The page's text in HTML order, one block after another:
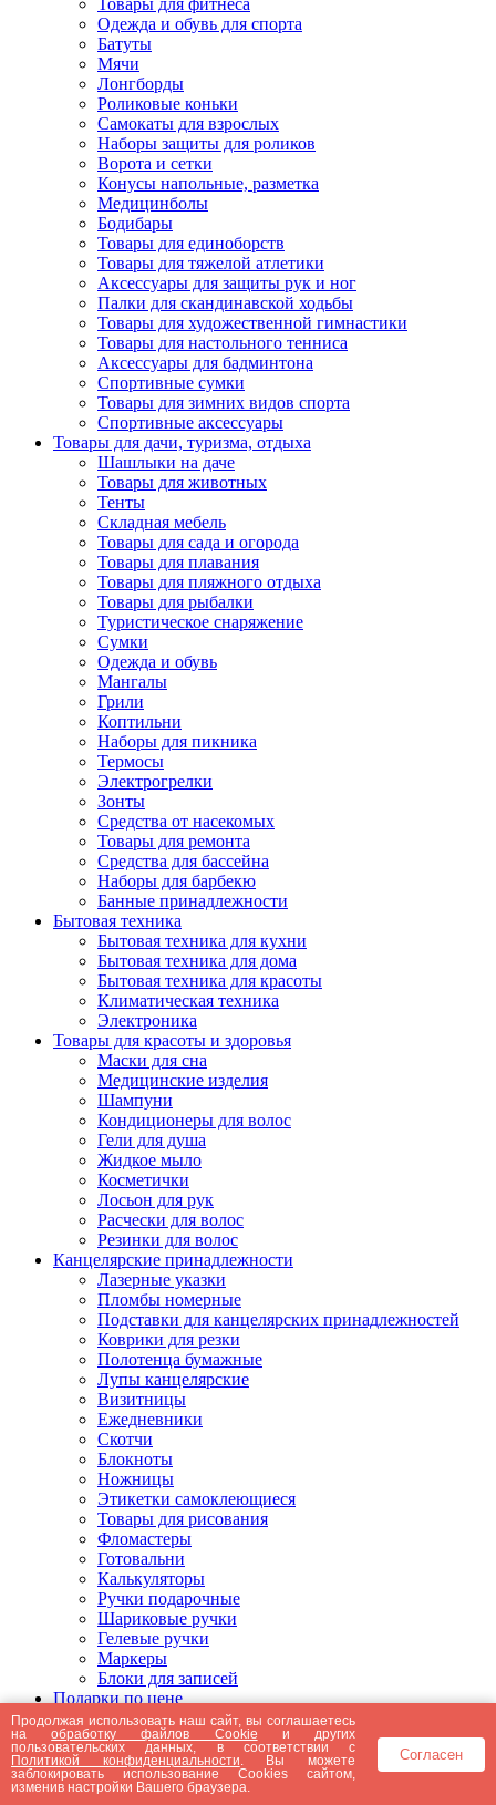
Товары для фитнеса
Одежда и обувь для спорта
Батуты
Мячи
Лонгборды
Роликовые коньки
Самокаты для взрослых
Наборы защиты для роликов
Ворота и сетки
Конусы напольные, разметка
Медицинболы
Бодибары
Товары для единоборств
Товары для тяжелой атлетики
Аксессуары для защиты рук и ног
Палки для скандинавской ходьбы
Товары для художественной гимнастики
Товары для настольного тенниса
Аксессуары для бадминтона
Спортивные сумки
Товары для зимних видов спорта
Спортивные аксессуары
Товары для дачи, туризма, отдыха
Шашлыки на даче
Товары для животных
Тенты
Складная мебель
Товары для сада и огорода
Товары для плавания
Товары для пляжного отдыха
Товары для рыбалки
Туристическое снаряжение
Сумки
Одежда и обувь
Мангалы
Грили
Коптильни
Наборы для пикника
Термосы
Электрогрелки
Зонты
Средства от насекомых
Товары для ремонта
Средства для бассейна
Наборы для барбекю
Банные принадлежности
Бытовая техника
Бытовая техника для кухни
Бытовая техника для дома
Бытовая техника для красоты
Климатическая техника
Электроника
Товары для красоты и здоровья
Маски для сна
Медицинские изделия
Шампуни
Кондиционеры для волос
Гели для душа
Жидкое мыло
Косметички
Лосьон для рук
Расчески для волос
Резинки для волос
Канцелярские принадлежности
Лазерные указки
Пломбы номерные
Подставки для канцелярских принадлежностей
Коврики для резки
Полотенца бумажные
Лупы канцелярские
Визитницы
Ежедневники
Скотчи
Блокноты
Ножницы
Этикетки самоклеющиеся
Товары для рисования
Фломастеры
Готовальни
Калькуляторы
Ручки подарочные
Шариковые ручки
Гелевые ручки
Маркеры
Блоки для записей
Подарки по цене
Подарки от 5000 рублей
Подарки до 5000 рублей
Подарки до 3000 рублей
Подарки до 2000 рублей
Подарки до 1000 рублей
Продолжая использовать наш сайт, вы соглашаетесь
наобработку файлов Cookie и других
пользовательских данных, в соответствии с
Политикой конфиденциальности . Вы можете
заблокировать использование Cookies сайтом,
изменив настройки Вашего браузера.
Согласен